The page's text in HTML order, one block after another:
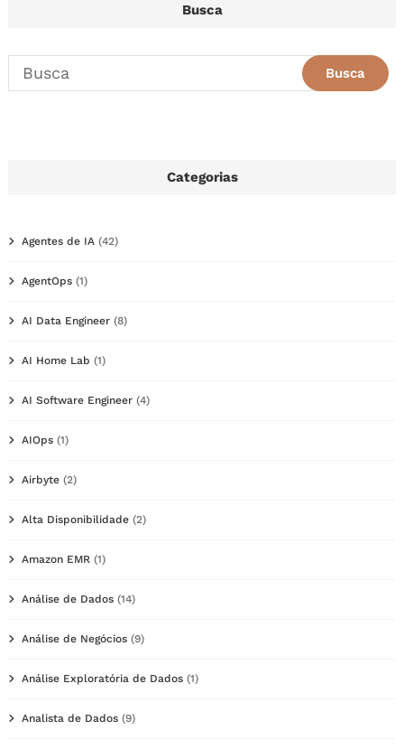
Busca
Categorias
Agentes de IA (42)
AgentOps (1)
AI Data Engineer (8)
AI Home Lab (1)
AI Software Engineer (4)
AIOps (1)
Airbyte (2)
Alta Disponibilidade (2)
Amazon EMR (1)
Análise de Dados (14)
Análise de Negócios (9)
Análise Exploratória de Dados (1)
Analista de Dados (9)